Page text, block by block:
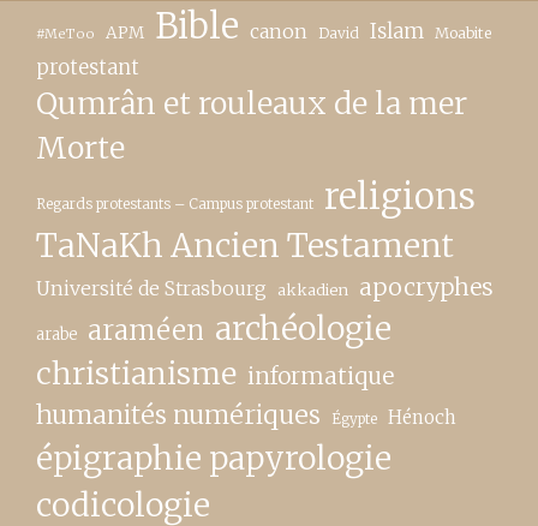
#MeToo APM Bible canon David Islam Moabite
protestant
Qumrân et rouleaux de la mer
Morte
Regards protestants – Campus protestant religions
TaNaKh Ancien Testament
Université de Strasbourg akkadien apocryphes
arabe araméen archéologie
christianisme informatique
humanités numériques Égypte Hénoch
épigraphie papyrologie
codicologie